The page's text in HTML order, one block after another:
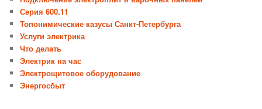
Серия 600.11
Топонимические казусы Санкт-Петербурга
Услуги электрика
Что делать
Электрик на час
Электрощитовое оборудование
Энергосбыт